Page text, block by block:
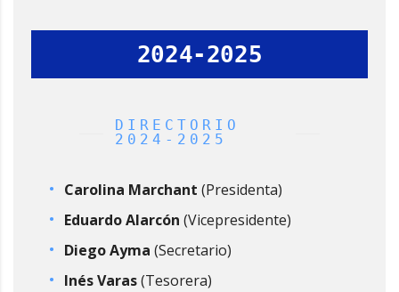
2024-2025
DIRECTORIO
2024-2025
Carolina Marchant (Presidenta)
Eduardo Alarcón (Vicepresidente)
Diego Ayma (Secretario)
Inés Varas(Tesorera)